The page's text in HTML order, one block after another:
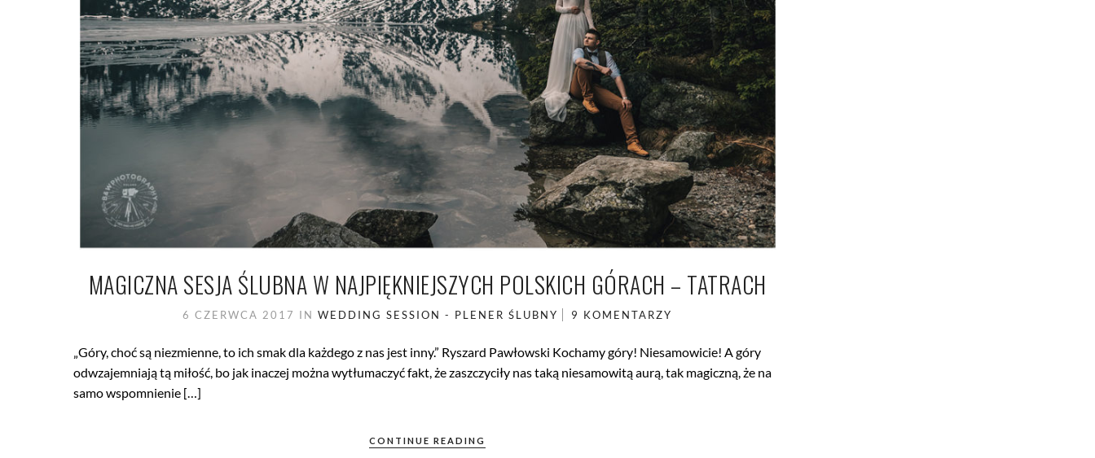
MAGICZNA SESJA ŚLUBNA W NAJPIĘKNIEJSZYCH POLSKICH GÓRACH – TATRACH
6 CZERWCA 2017 INWEDDING SESSION - PLENER ŚLUBNY 9 KOMENTARZY
„Góry, choć są niezmienne, to ich smak dla każdego z nas jest inny.” Ryszard Pawłowski Kochamy góry! Niesamowicie! A góry
odwzajemniają tą miłość, bo jak inaczej można wytłumaczyć fakt, że zaszczyciły nas taką niesamowitą aurą, tak magiczną, że na
samo wspomnienie […]
CONTINUE READING